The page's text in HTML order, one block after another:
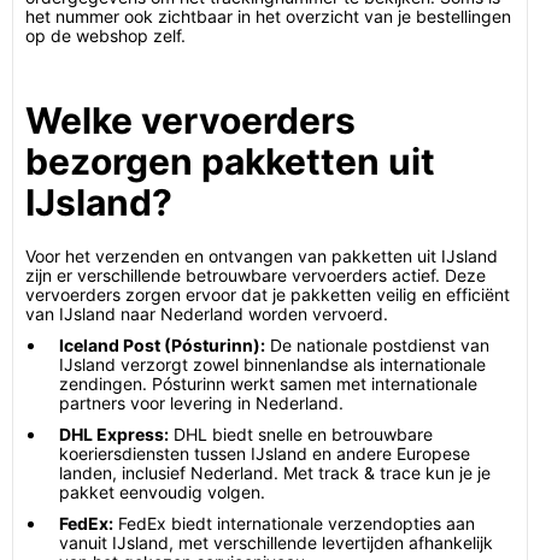
het nummer ook zichtbaar in het overzicht van je bestellingen
op de webshop zelf.
Welke vervoerders
bezorgen pakketten uit
IJsland?
Voor het verzenden en ontvangen van pakketten uit IJsland
zijn er verschillende betrouwbare vervoerders actief. Deze
vervoerders zorgen ervoor dat je pakketten veilig en efficiënt
van IJsland naar Nederland worden vervoerd.
Iceland Post (Pósturinn): De nationale postdienst van
IJsland verzorgt zowel binnenlandse als internationale
zendingen. Pósturinn werkt samen met internationale
partners voor levering in Nederland.
DHL Express: DHL biedt snelle en betrouwbare
koeriersdiensten tussen IJsland en andere Europese
landen, inclusief Nederland. Met track & trace kun je je
pakket eenvoudig volgen.
FedEx: FedEx biedt internationale verzendopties aan
vanuit IJsland, met verschillende levertijden afhankelijk